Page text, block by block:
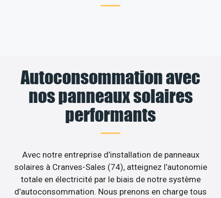
Autoconsommation avec
nos panneaux solaires
performants
Avec notre entreprise d’installation de panneaux
solaires à Cranves-Sales (74), atteignez l’autonomie
totale en électricité par le biais de notre système
d’autoconsommation. Nous prenons en charge tous